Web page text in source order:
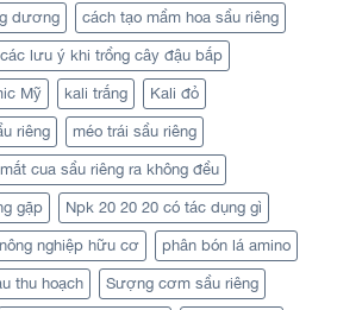
dương cách tạo mầm hoa sầu riêng
các lưu ý khi trồng cây đậu bắp
Mỹ kali trắng Kali đỏ
riêng méo trái sầu riêng
mắt cua sầu riêng ra không đều
gặp Npk 20 20 20 có tác dụng gì
nông nghiệp hữu cơ phân bón lá amino
thu hoạch Sượng cơm sầu riêng